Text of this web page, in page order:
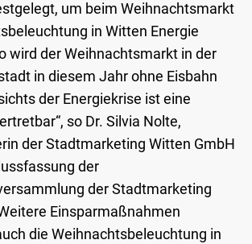
um beim Weihnachtsmarkt
in Witten Energie
wird der Weihnachtsmarkt in der
in diesem Jahr ohne Eisbahn
der Energiekrise ist eine
so Dr. Silvia Nolte,
der Stadtmarketing Witten GmbH
der
der Stadtmarketing
Einsparmaßnahmen
die Weihnachtsbeleuchtung in